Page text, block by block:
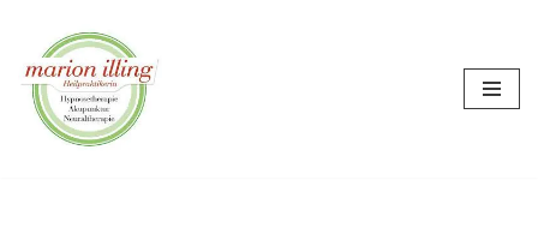
Zum
Inhalt
springen